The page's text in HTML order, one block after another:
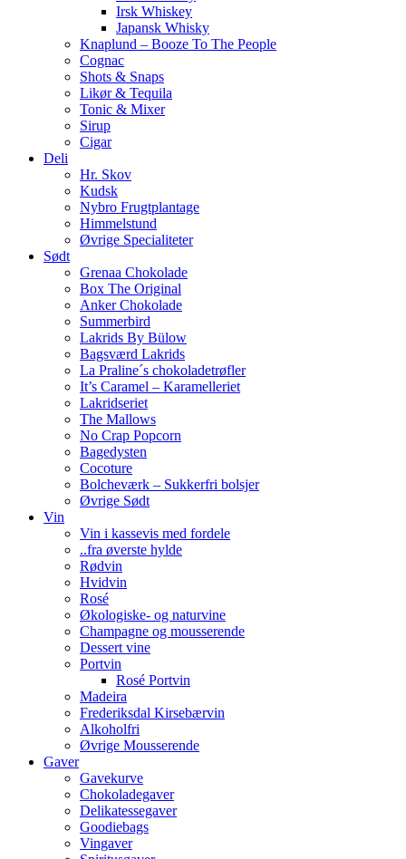
Irsk Whiskey
Japansk Whisky
Knaplund – Booze To The People
Cognac
Shots & Snaps
Likør & Tequila
Tonic & Mixer
Sirup
Cigar
Deli
Hr. Skov
Kudsk
Nybro Frugtplantage
Himmelstund
Øvrige Specialiteter
Sødt
Grenaa Chokolade
Box The Original
Anker Chokolade
Summerbird
Lakrids By Bülow
Bagsværd Lakrids
La Praline´s chokoladetrøfler
It’s Caramel – Karamelleriet
Lakridseriet
The Mallows
No Crap Popcorn
Bagedysten
Cocoture
Bolcheværk – Sukkerfri bolsjer
Øvrige Sødt
Vin
Vin i kassevis med fordele
..fra øverste hylde
Rødvin
Hvidvin
Rosé
Økologiske- og naturvine
Champagne og mousserende
Dessert vine
Portvin
Rosé Portvin
Madeira
Frederiksdal Kirsebærvin
Alkoholfri
Øvrige Mousserende
Gaver
Gavekurve
Chokoladegaver
Delikatessegaver
Goodiebags
Vingaver